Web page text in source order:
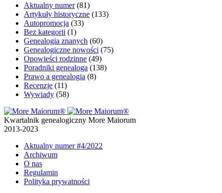
Aktualny numer(81)
Artykuły historyczne (133)
Autopromocja (33)
Bez kategorii (1)
Genealogia znanych (60)
Genealogiczne nowości (75)
Opowieści rodzinne (49)
Poradniki genealoga (138)
Prawo a genealogia (8)
Recenzje (11)
Wywiady (58)
Kwartalnik genealogiczny More Maiorum
2013-2023
Aktualny numer#4/2022
Archiwum
O nas
Regulamin
Polityka prywatności